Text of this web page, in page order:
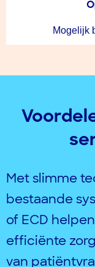
Mogelijk
Met slimme
bestaande
of ECD
efficiënte
van